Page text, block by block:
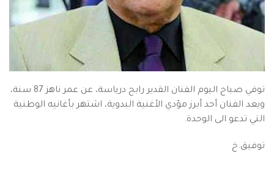
توفي صباح اليوم الفنان القدير رابح درياسة، عن عمر ناهز 87 سنة،
ويعد الفنان أحد أبرز مؤدي الأغنية البدوية، اشتهر بأغانيه الوطنية
التي تدعو الى الوحدة.
توفيق.خ